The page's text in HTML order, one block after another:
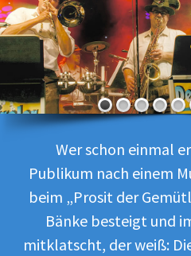
Wer schon einmal
Publikum nach einem
beim „Prosit der
Bänke besteigt und
mitklatscht, der weiß: